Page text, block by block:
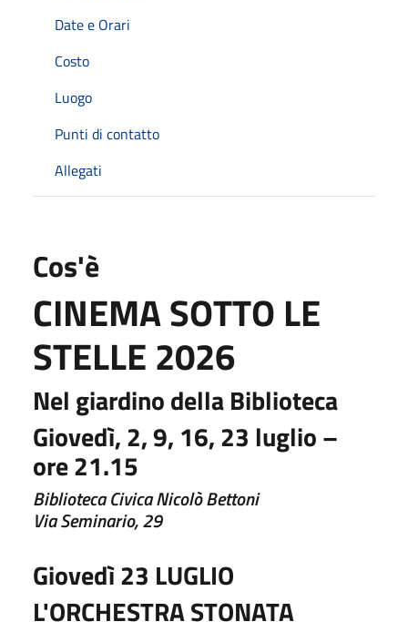
Date e Orari
Costo
Luogo
Punti di contatto
Allegati
Cos'è
CINEMA SOTTO LE
STELLE 2026
Nel giardino della Biblioteca
Giovedì, 2, 9, 16, 23 luglio –
ore 21.15
Biblioteca Civica Nicolò Bettoni
Via Seminario, 29
Giovedì 23 LUGLIO
L'ORCHESTRA STONATA